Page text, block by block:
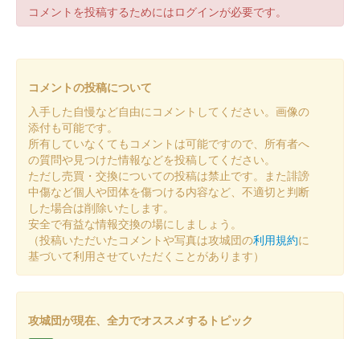
勝瑞城 御城印 お城EXPO2023限定版 古と今をつなぐ
販売終了
お城EXPO 2023で発売された御城印。限定5枚。古と今をつなぐ
酒と書かれている。
勝瑞城 御城印 勝瑞城日本酒完成記念限定版
勝瑞城の日本酒完成を記念して作製された御城印。限定20枚。
「勝瑞城」の文字は沈殿藍による。
勝瑞城 御城印
販売終了
コメントを投稿するためにはログインが必要です。
コメントの投稿について
入手した自慢など自由にコメントしてください。画像の
添付も可能です。
所有していなくてもコメントは可能ですので、所有者へ
の質問や見つけた情報などを投稿してください。
ただし売買・交換についての投稿は禁止です。また誹謗
中傷など個人や団体を傷つける内容など、不適切と判断
した場合は削除いたします。
安全で有益な情報交換の場にしましょう。
（投稿いただいたコメントや写真は攻城団の利用規約に
基づいて利用させていただくことがあります）
攻城団が現在、全力でオススメするトピック